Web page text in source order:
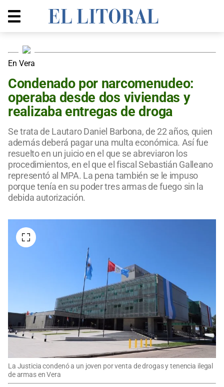
En Vera
Condenado por narcomenudeo:
operaba desde dos viviendas y
realizaba entregas de droga
Se trata de Lautaro Daniel Barbona, de 22 años, quien
además deberá pagar una multa económica. Así fue
resuelto en un juicio en el que se abreviaron los
procedimientos, en el que el fiscal Sebastián Galleano
representó al MPA. La pena también se le impuso
porque tenía en su poder tres armas de fuego sin la
debida autorización.
La Justicia condenó a un joven por venta de drogas y tenencia ilegal
de armas en Vera